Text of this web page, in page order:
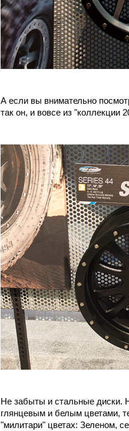
А если вы внимательно
так он, и вовсе из "коллекции
Не забыты и стальные
глянцевым и белым цветами,
"милитари" цветах: Зеленом,